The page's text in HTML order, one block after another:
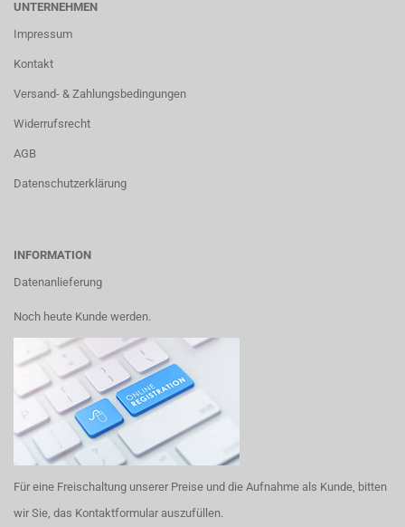
UNTERNEHMEN
Impressum
Kontakt
Versand- & Zahlungsbedingungen
Widerrufsrecht
AGB
Datenschutzerklärung
INFORMATION
Datenanlieferung
Noch heute Kunde werden.
Für eine Freischaltung unserer Preise und die Aufnahme als Kunde, bitten
wir Sie, das Kontaktformular auszufüllen.